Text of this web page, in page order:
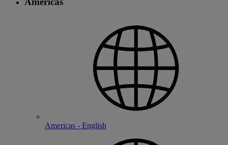
Americas - English